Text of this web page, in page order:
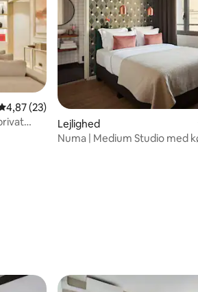
omtaler
ud af 5 i gennemsnitlig bedømmelse,
4,87 (23)
Lejlighed
Numa | Medium Studio med